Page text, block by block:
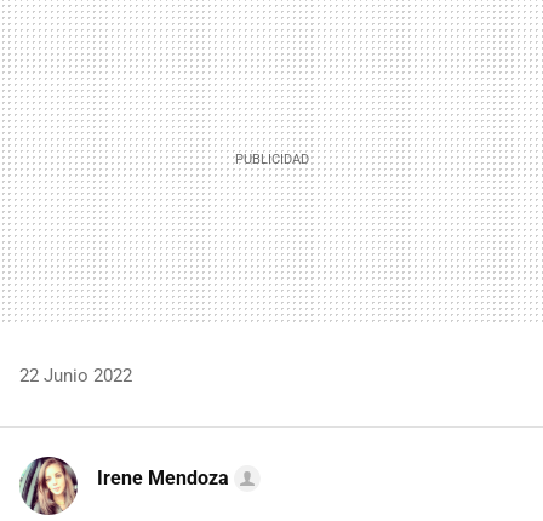
MAIL
22 Junio 2022
Irene Mendoza